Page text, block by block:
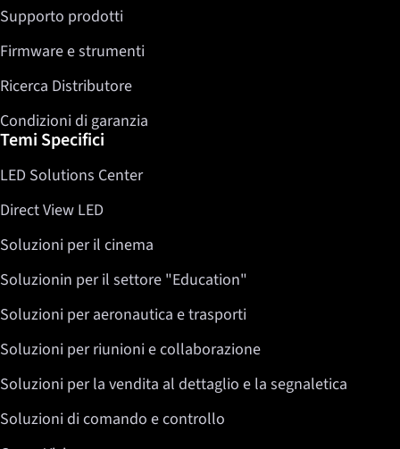
Supporto prodotti
Firmware e strumenti
Ricerca Distributore
Condizioni di garanzia
Temi Specifici
LED Solutions Center
Direct View LED
Soluzioni per il cinema
Soluzionin per il settore "Education"
Soluzioni per aeronautica e trasporti
Soluzioni per riunioni e collaborazione
Soluzioni per la vendita al dettaglio e la segnaletica
Soluzioni di comando e controllo